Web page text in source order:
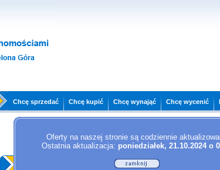
Oferty na naszej stronie są codziennie
Ostatnia aktualizacja: poniedziałek, 21.10.2024 o
Chcę sprzedać Chcę kupić Chcę wynająć Chcę wycenić